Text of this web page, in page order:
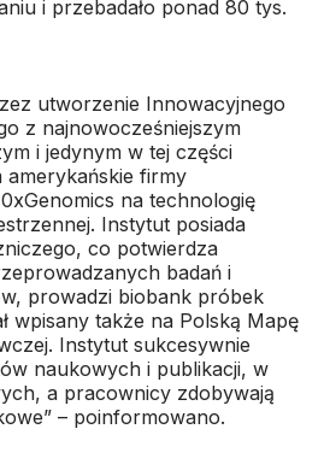
i przebadało ponad 80 tys.
utworzenie Innowacyjnego
z najnowocześniejszym
i jedynym w tej części
firmy
na technologię
Instytut posiada
co potwierdza
badań i
prowadzi biobank próbek
wpisany także na Polską Mapę
Instytut sukcesywnie
naukowych i publikacji, w
a pracownicy zdobywają
– poinformowano.